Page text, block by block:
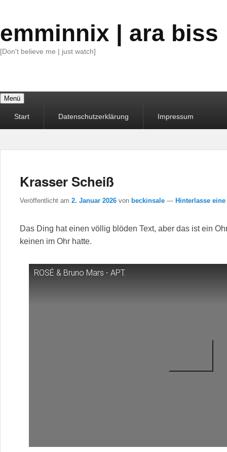
emminnix | ara biss
[Don't believe me | just watch]
Menü
MenüStart Datenschutzerklärung Impressum
Krasser Scheiß
Veröffentlicht am 2. Januar 2026 von beckinsale — Hinterlasse
Das Ding hat einen völlig blöden Text, aber das ist ein
keinen im Ohr hatte.
ROSÉ & Bruno Mars - APT.